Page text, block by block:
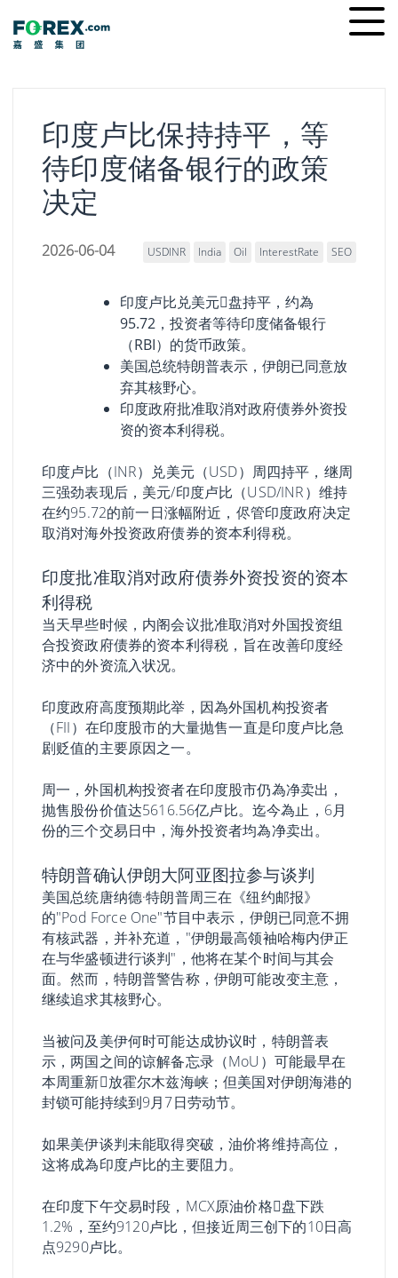
content
印度卢比保持持平，等
待印度储备银行的政策
决定
2026-06-04 USDINR India Oil InterestRate SEO
印度卢比兑美元𫔭盘持平，约為
95.72，投资者等待印度储备银行
（RBI）的货币政策。
美国总统特朗普表示，伊朗已同意放
弃其核野心。
印度政府批准取消对政府债券外资投
资的资本利得税。
印度卢比（INR）兑美元（USD）周四持平，继周
三强劲表现后，美元/印度卢比（USD/INR）维持
在约95.72的前一日涨幅附近，侭管印度政府决定
取消对海外投资政府债券的资本利得税。
印度批准取消对政府债券外资投资的资本
利得税
当天早些时候，内阁会议批准取消对外国投资组
合投资政府债券的资本利得税，旨在改善印度经
济中的外资流入状况。
印度政府高度预期此举，因為外国机构投资者
（FII）在印度股市的大量抛售一直是印度卢比急
剧贬值的主要原因之一。
周一，外国机构投资者在印度股市仍為净卖出，
抛售股份价值达5616.56亿卢比。迄今為止，6月
份的三个交易日中，海外投资者均為净卖出。
特朗普确认伊朗大阿亚图拉参与谈判
美国总统唐纳德·特朗普周三在《纽约邮报》
的"Pod Force One"节目中表示，伊朗已同意不拥
有核武器，并补充道，"伊朗最高领袖哈梅内伊正
在与华盛顿进行谈判"，他将在某个时间与其会
面。然而，特朗普警告称，伊朗可能改变主意，
继续追求其核野心。
当被问及美伊何时可能达成协议时，特朗普表
示，两国之间的谅解备忘录（MoU）可能最早在
本周重新𫔭放霍尔木兹海峡；但美国对伊朗海港的
封锁可能持续到9月7日劳动节。
如果美伊谈判未能取得突破，油价将维持高位，
这将成為印度卢比的主要阻力。
在印度下午交易时段，MCX原油价格𫔭盘下跌
1.2%，至约9120卢比，但接近周三创下的10日高
点9290卢比。